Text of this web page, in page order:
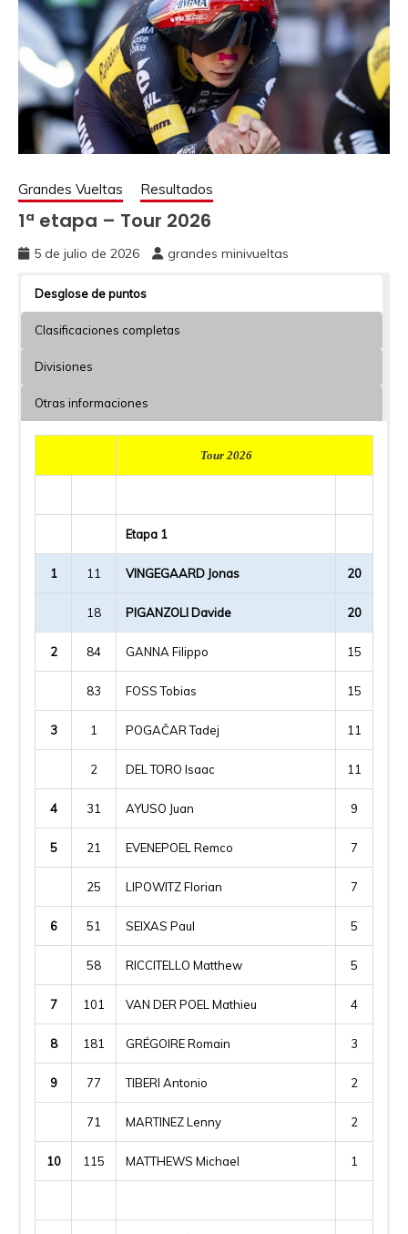
Grandes Vueltas Resultados
1ª etapa – Tour 2026
5 de julio de 2026 grandes minivueltas
Desglose de puntos
Clasificaciones completas
Divisiones
Otras informaciones
Tour 2026
Etapa 1
1 11 VINGEGAARD Jonas 20
18 PIGANZOLI Davide 20
2 84 GANNA Filippo 15
83 FOSS Tobias 15
3 1 POGAČAR Tadej 11
2 DEL TORO Isaac 11
4 31 AYUSO Juan 9
5 21 EVENEPOEL Remco 7
25 LIPOWITZ Florian 7
6 51 SEIXAS Paul 5
58 RICCITELLO Matthew 5
7 101 VAN DER POEL Mathieu 4
8 181 GRÉGOIRE Romain 3
9 77 TIBERI Antonio 2
71 MARTINEZ Lenny 2
10 115 MATTHEWS Michael 1